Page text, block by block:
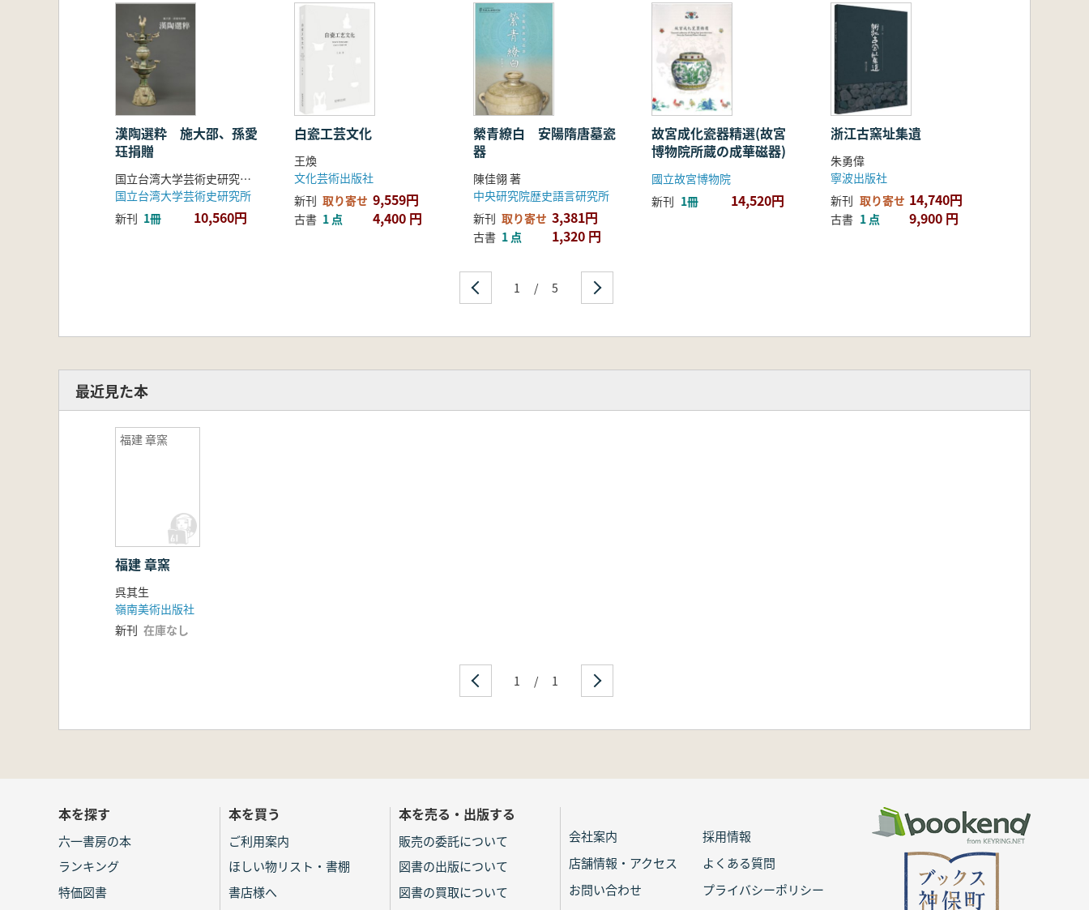
漢陶選粋 施大邵、孫愛
珏捐贈
国立台湾大学芸術史研究所美術館 編輯
国立台湾大学芸術史研究所
新刊 1冊 10,560円
白瓷工芸文化
王煥
文化芸術出版社
新刊 取り寄せ 9,559円
古書 1 点 4,400 円
縈青繚白 安陽隋唐墓瓷
器
陳佳翎 著
中央研究院歴史語言研究所
新刊 取り寄せ 3,381円
古書 1 点 1,320 円
故宮成化瓷器精選(故宮
博物院所蔵の成華磁器)
國立故宮博物院
新刊 1冊 14,520円
浙江古窯址集遺
朱勇偉
寧波出版社
新刊 取り寄せ 14,740円
古書 1 点 9,900 円
1 / 5
最近見た本
福建 章窯
福建 章窯
呉其生
嶺南美術出版社
新刊 在庫なし
1 / 1
本を探す
六一書房の本
ランキング
特価図書
本を買う
ご利用案内
ほしい物リスト・書棚
書店様へ
本を売る・出版する
販売の委託について
図書の出版について
図書の買取について
会社案内
採用情報
店舗情報・アクセス
よくある質問
お問い合わせ
プライバシーポリシー